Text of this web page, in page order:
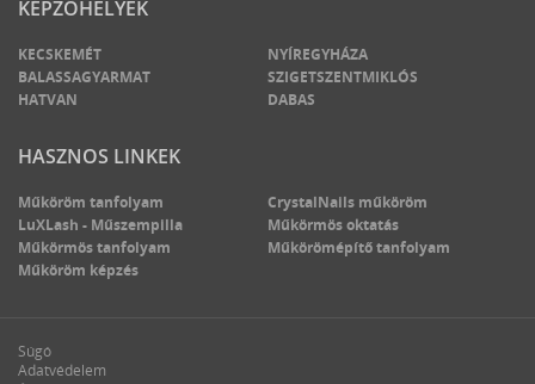
KÉPZŐHELYEK
KECSKEMÉT
NYÍREGYHÁZA
BALASSAGYARMAT
SZIGETSZENTMIKLÓS
HATVAN
DABAS
HASZNOS LINKEK
Műköröm tanfolyam
CrystalNails műköröm
LuXLash - Műszempilla
Műkörmös oktatás
Műkörmös tanfolyam
Műkörömépítő tanfolyam
Műköröm képzés
Súgó
Adatvédelem